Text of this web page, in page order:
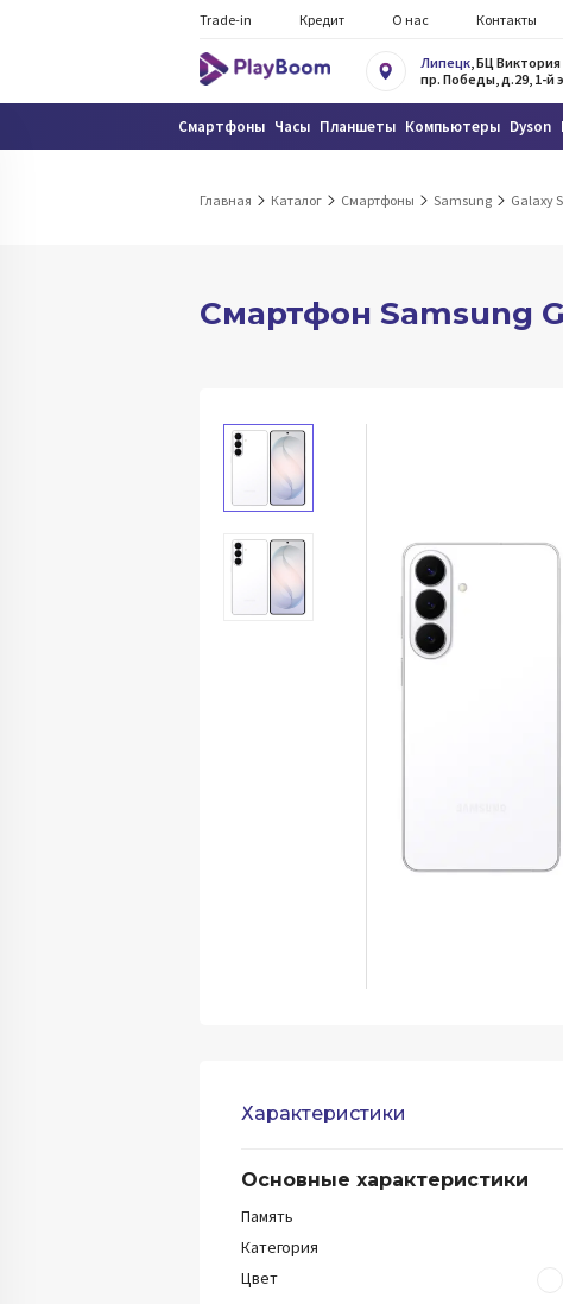
Trade-in Кредит О нас Контакты
Липецк, БЦ Виктория
пр. Победы, д.29, 1-й
Смартфоны Часы Планшеты Компьютеры Dyson
Главная Каталог Смартфоны Samsung Galaxy
Смартфон Samsung
Характеристики
Основные характеристики
Память
Категория
Цвет